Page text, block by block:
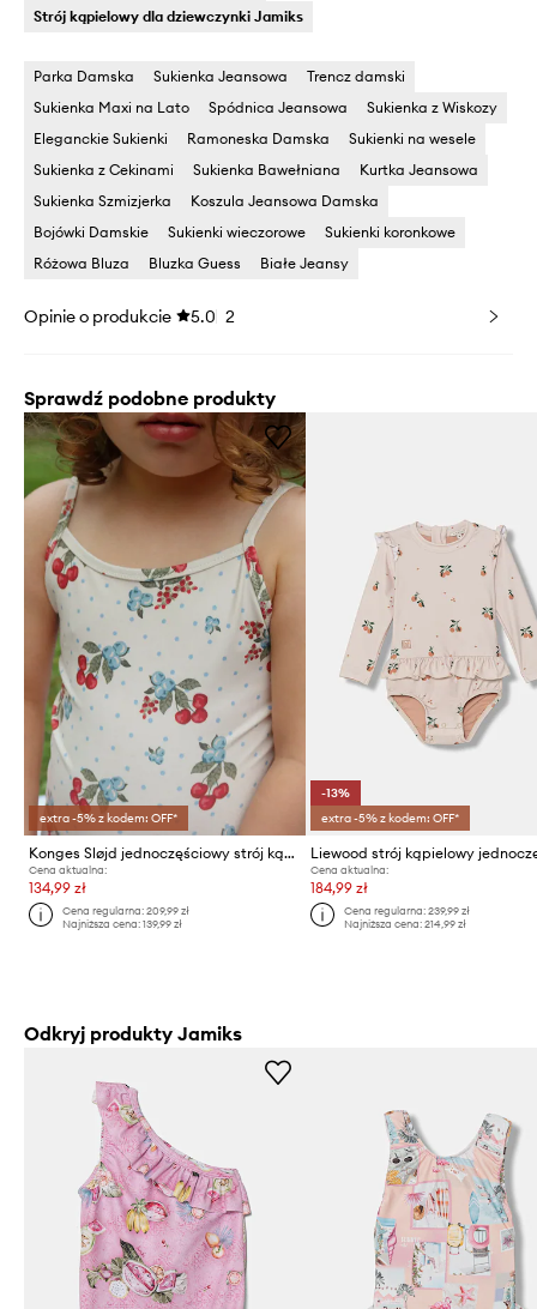
Strój kąpielowy dla dziewczynki Jamiks
Parka Damska Sukienka Jeansowa
Trencz damski
Sukienka Maxi na Lato
Spódnica Jeansowa
Sukienka z Wiskozy
Eleganckie Sukienki
Ramoneska Damska
Sukienki na wesele
Sukienka z Cekinami
Sukienka Bawełniana
Kurtka Jeansowa
Sukienka Szmizjerka
Koszula Jeansowa Damska
Bojówki Damskie
Sukienki wieczorowe
Sukienki koronkowe
Różowa Bluza
Bluzka Guess Białe Jeansy
Opinie o produkcie 5.0 2
Sprawdź podobne produkty
extra -5% z kodem: OFF*
Konges Sløjd jednoczęściowy strój kąpielowy dziecięcy FRAGO SWIMSUIT GRS
Cena aktualna:
134,99 zł
Cena regularna:209,99 zł
Najniższa cena:139,99 zł
-13%
extra -5% z kodem: OFF*
Cena aktualna:
184,99 zł
Cena regularna: 239,99 zł
Najniższa cena: 214,99 zł
Odkryj produkty Jamiks